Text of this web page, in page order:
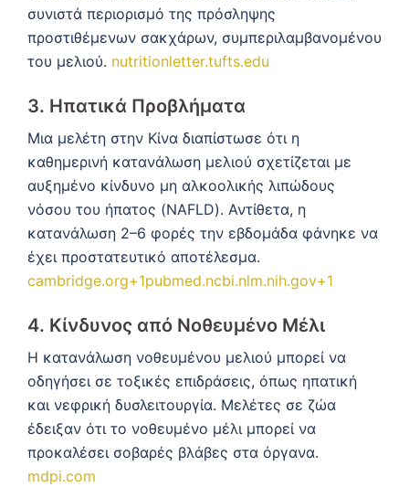
συνιστά περιορισμό της πρόσληψης
προστιθέμενων σακχάρων, συμπεριλαμβανομένου
του μελιού. nutritionletter.tufts.edu
3. Ηπατικά Προβλήματα
Μια μελέτη στην Κίνα διαπίστωσε ότι η
καθημερινή κατανάλωση μελιού σχετίζεται με
αυξημένο κίνδυνο μη αλκοολικής λιπώδους
νόσου του ήπατος (NAFLD). Αντίθετα, η
κατανάλωση 2–6 φορές την εβδομάδα φάνηκε να
έχει προστατευτικό αποτέλεσμα.
cambridge.org+1pubmed.ncbi.nlm.nih.gov+1
4. Κίνδυνος από Νοθευμένο Μέλι
Η κατανάλωση νοθευμένου μελιού μπορεί να
οδηγήσει σε τοξικές επιδράσεις, όπως ηπατική
και νεφρική δυσλειτουργία. Μελέτες σε ζώα
έδειξαν ότι το νοθευμένο μέλι μπορεί να
προκαλέσει σοβαρές βλάβες στα όργανα.
mdpi.com